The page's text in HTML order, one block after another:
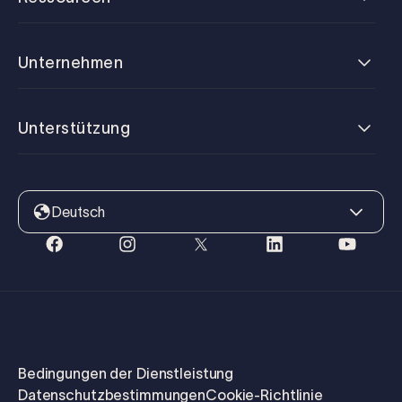
Unternehmen
Unterstützung
Deutsch
Bedingungen der Dienstleistung
DatenschutzbestimmungenCookie-Richtlinie